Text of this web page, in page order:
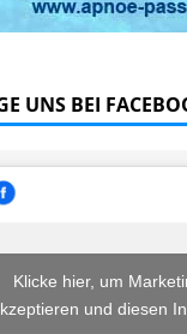
UNS BEI
Klicke hier, um
und diesen